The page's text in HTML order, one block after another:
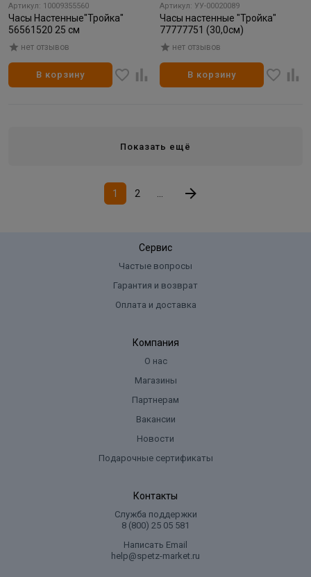
Артикул: 10009355560
Часы Настенные"Тройка"
56561520 25 см
нет отзывов
В корзину
Артикул: УУ-00020089
Часы настенные "Тройка"
77777751 (30,0см)
нет отзывов
В корзину
Показать ещё
1 2
Сервис
Частые вопросы
Гарантия и возврат
Оплата и доставка
Компания
О нас
Магазины
Партнерам
Вакансии
Новости
Подарочные сертификаты
Контакты
Служба поддержки
8 (800) 25 05 581
Написать Email
help@spetz-market.ru